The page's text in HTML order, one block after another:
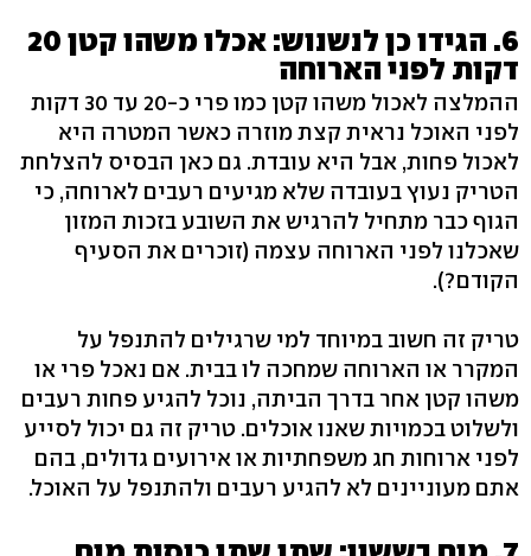
6. הגידו כן לנשנוש: אכלו משהו קטן 20
דקות לפני הארוחה
ההמלצה לאכול משהו קטן כמו פרי כ-20 עד 30 דקות
לפני האוכל נראית קצת מוזרה כאשר המטרה היא
לאכול פחות, אבל היא עובדת. גם כאן הבסיס להצלחת
הטריק נעוץ בעובדה שלא מגיעים רעבים לארוחה, כי
הגוף כבר מתחיל להרגיש את השובע בזכות המזון
שאכלנו לפני הארוחה עצמה (זוכרים את הסעיף
הקודם?).
טריק זה חשוב במיוחד למי שרגילים להתנפל על
המקרר או הארוחה שמחכה לו בבית. אם נאכל פרי או
משהו קטן אחר בדרך הביתה, נוכל להגיע פחות רעבים
ולשלוט בכמויות שאנו אוכלים. טריק זה גם יכול לסייע
לפני ארוחות חג משפחתיות או אירועים גדולים, בהם
אתם מעוניינים לא להגיע רעבים ולהתנפל על האוכל.